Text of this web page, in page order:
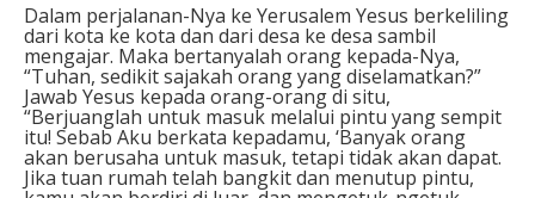
Dalam perjalanan-Nya ke Yerusalem Yesus berkeliling
dari kota ke kota dan dari desa ke desa sambil
mengajar. Maka bertanyalah orang kepada-Nya,
“Tuhan, sedikit sajakah orang yang diselamatkan?”
Jawab Yesus kepada orang-orang di situ,
“Berjuanglah untuk masuk melalui pintu yang sempit
itu! Sebab Aku berkata kepadamu, ‘Banyak orang
akan berusaha untuk masuk, tetapi tidak akan dapat.
Jika tuan rumah telah bangkit dan menutup pintu,